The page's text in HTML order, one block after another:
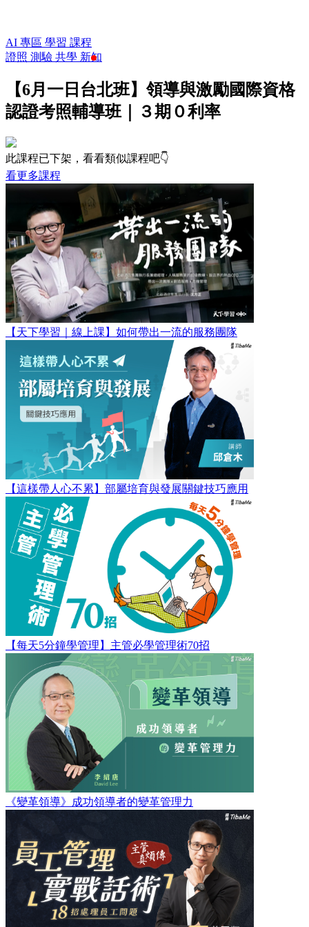
AI 專區 學習 課程
證照 測驗 共學 新知
【6月一日台北班】領導與激勵國際資格
認證考照輔導班｜３期０利率
此課程已下架，看看類似課程吧👇
看更多課程
【天下學習｜線上課】如何帶出一流的服務團隊
【這樣帶人心不累】部屬培育與發展關鍵技巧應用
【每天5分鐘學管理】主管必學管理術70招
《變革領導》成功領導者的變革管理力